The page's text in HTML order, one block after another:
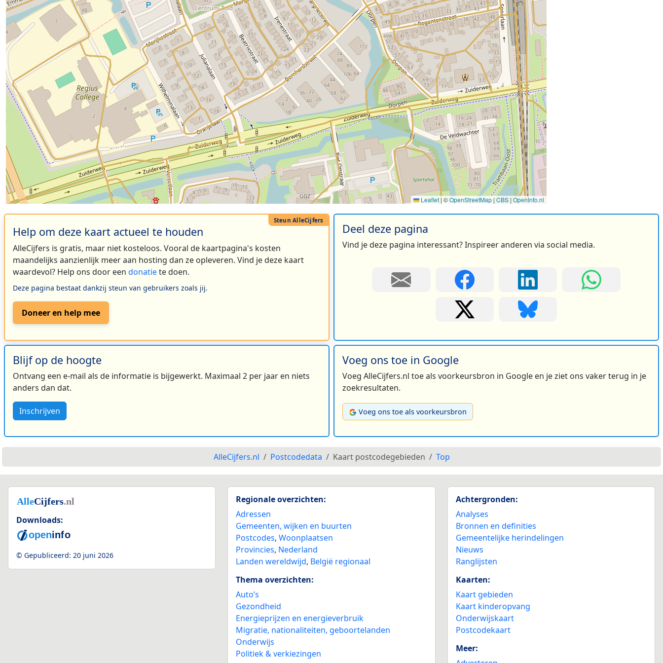
Leaflet | ©OpenStreetMap | CBS | OpenInfo.nl
Help om deze kaart actueel te houden
AlleCijfers is gratis, maar niet kosteloos. Vooral de kaartpagina's kosten
maandelijks aanzienlijk meer aan hosting dan ze opleveren. Vind je deze kaart
waardevol? Help ons door een donatiete doen.
Deze pagina bestaat dankzij steun van gebruikers zoals jij.
Doneer en help mee
Deel deze pagina
Vind je deze pagina interessant? Inspireer anderen via social media.
Blijf op de hoogte
Ontvang een e-mail als de informatie is bijgewerkt. Maximaal 2 per jaar en niets
anders dan dat.
Inschrijven
Voeg ons toe in Google
Voeg AlleCijfers.nl toe als voorkeursbron in Google en je ziet ons vaker terug in je
zoekresultaten.
Voeg ons toe als voorkeursbron
AlleCijfers.nl Postcodedata Kaart postcodegebieden Top
Downloads:
© Gepubliceerd: 20 juni 2026
Regionale overzichten:
Adressen
Gemeenten, wijken en buurten
Postcodes,Woonplaatsen
Provincies, Nederland
Landen wereldwijd, België regionaal
Thema overzichten:
Auto’s
Gezondheid
Energieprijzen en energieverbruik
Migratie, nationaliteiten, geboortelanden
Onderwijs
Politiek & verkiezingen
Achtergronden:
Analyses
Bronnen en definities
Gemeentelijke herindelingen
Nieuws
Ranglijsten
Kaarten:
Kaart gebieden
Kaart kinderopvang
Onderwijskaart
Postcodekaart
Meer: